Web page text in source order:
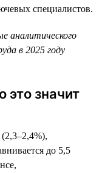
специалистов.
аналитического
в 2025 году
это значит
(2,3–2,4%),
до 5,5